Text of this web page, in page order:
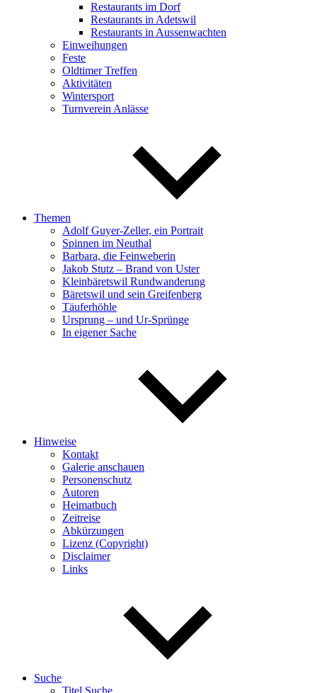
Restaurants im Dorf
Restaurants in Adetswil
Restaurants in Aussenwachten
Einweihungen
Feste
Oldtimer Treffen
Aktivitäten
Wintersport
Turnverein Anlässe
Themen
Adolf Guyer-Zeller, ein Portrait
Spinnen im Neuthal
Barbara, die Feinweberin
Jakob Stutz – Brand von Uster
Kleinbäretswil Rundwanderung
Bäretswil und sein Greifenberg
Täuferhöhle
Ursprung – und Ur-Sprünge
In eigener Sache
Hinweise
Kontakt
Galerie anschauen
Personenschutz
Autoren
Heimatbuch
Zeitreise
Abkürzungen
Lizenz (Copyright)
Disclaimer
Links
Suche
Titel Suche